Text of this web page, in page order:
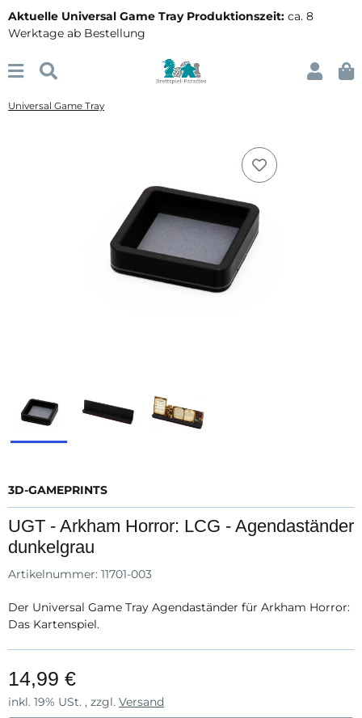
Aktuelle Universal Game Tray Produktionszeit: ca. 8
Werktage ab Bestellung
Universal Game Tray
3D-GAMEPRINTS
UGT - Arkham Horror: LCG - Agendaständer
dunkelgrau
Artikelnummer: 11701-003
Der Universal Game Tray Agendaständer für Arkham Horror:
Das Kartenspiel.
14,99 €
inkl. 19% USt. , zzgl. Versand